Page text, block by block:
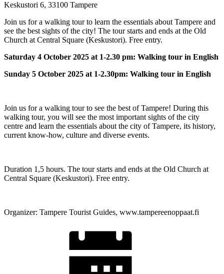
Keskustori 6, 33100 Tampere
Join us for a walking tour to learn the essentials about Tampere and
see the best sights of the city! The tour starts and ends at the Old
Church at Central Square (Keskustori). Free entry.
Saturday 4 October 2025 at 1-2.30 pm: Walking tour in English
Sunday 5 October 2025 at 1-2.30pm: Walking tour in English
Join us for a walking tour to see the best of Tampere! During this
walking tour, you will see the most important sights of the city
centre and learn the essentials about the city of Tampere, its history,
current know-how, culture and diverse events.
Duration 1,5 hours. The tour starts and ends at the Old Church at
Central Square (Keskustori). Free entry.
Organizer: Tampere Tourist Guides, www.tampereenoppaat.fi